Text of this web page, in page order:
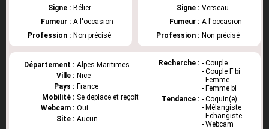
Signe : Bélier
Fumeur : A l'occasion
Profession : Non précisé
Signe : Verseau
Fumeur : A l'occasion
Profession : Non précisé
Département : Alpes Maritimes
Ville : Nice
Pays : France
Mobilité : Se deplace et reçoit
Webcam : Oui
Site : Aucun
Recherche : - Couple
- Couple F bi
- Femme
- Femme bi
Tendance : - Coquin(e)
- Mélangiste
- Echangiste
- Webcam